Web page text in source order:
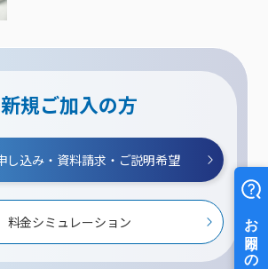
新規ご加入の方
し込み・資料請求・ご説明希望
料金シミュレーション